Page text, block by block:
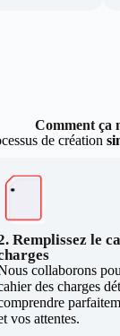
Comment ça
de création
Remplissez le
collaborons
des charges
vos attentes.